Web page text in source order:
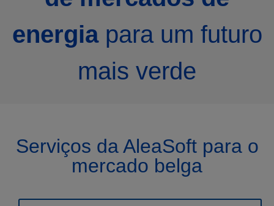
energiapara um futuro
mais verde
Serviços da AleaSoft para o
mercado belga